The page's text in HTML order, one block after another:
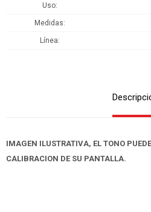
Uso
Medidas
Línea
IMAGEN ILUSTRATIVA, EL TONO
CALIBRACION DE SU PANTALLA.